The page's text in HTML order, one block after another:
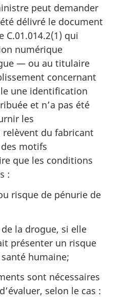
peut demander
délivré le document
C.01.014.2(1) qui
numérique
— ou au titulaire
concernant
une identification
et n’a pas été
les
du fabricant
motifs
que les conditions
:
risque de pénurie de
la drogue, si elle
présenter un risque
humaine;
sont nécessaires
selon le cas :